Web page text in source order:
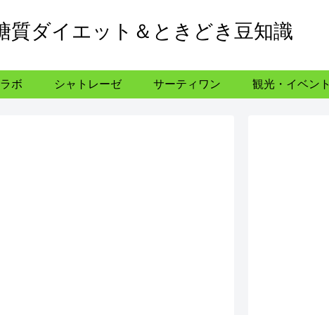
質ダイエット＆ときどき豆知識
ボ シャトレーゼ サーティワン 観光・イベント